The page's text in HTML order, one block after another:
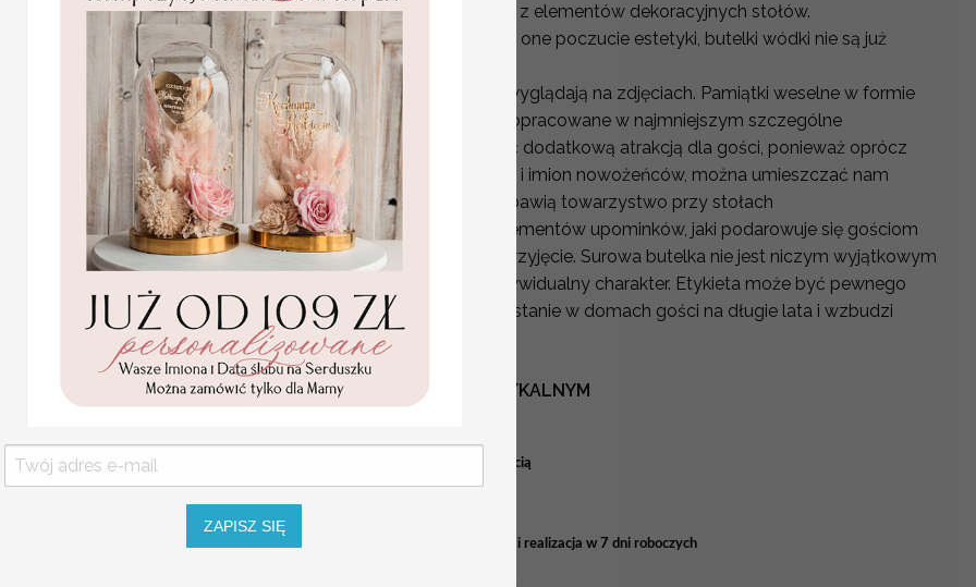
Statuetka pamiątka
Pierwszej Komunii w
personalizowana
Pamiątka Komunijna
opakowanie na pieniądze
Promocja:
85.00 PLN/105.00
PLN
Zawieszki weselne są jednym z elementów dekoracyjnych stołów.
etykiety na wódkę zwiększają one poczucie estetyki, butelki wódki nie są już
surowe i nudne.
Zawieszki weselne ciekawie wyglądają na zdjęciach. Pamiątki weselne w formie
fotografii i video będą więc dopracowane w najmniejszym szczególne
Etykiety na butelkę mogą być dodatkową atrakcją dla gości, ponieważ oprócz
informacji o dacie wydarzenia i imion nowożeńców, można umieszczać nam
zabawne wierszyki, które rozbawią towarzystwo przy stołach
Wódka weselna to jeden z elementów upominków, jaki podarowuje się gościom
weselnym, gdy opuszczają przyjęcie. Surowa butelka nie jest niczym wyjątkowym
i dobrze byłoby nadać jej indywidualny charakter. Etykieta może być pewnego
rodzaju pamiątką, która pozostanie w domach gości na długie lata i wzbudzi
przyjemne wspomnienia.
ZAWIESZKI W STYLU RUSTYKALNYM
minimalna ilość - 20 sztuk z jedną treścią
USŁUGA EKSPRESSOWA:
Dopłata 40% do wartości zamówienia i realizacja w 7 dni roboczych
ZAPISZ SIĘ